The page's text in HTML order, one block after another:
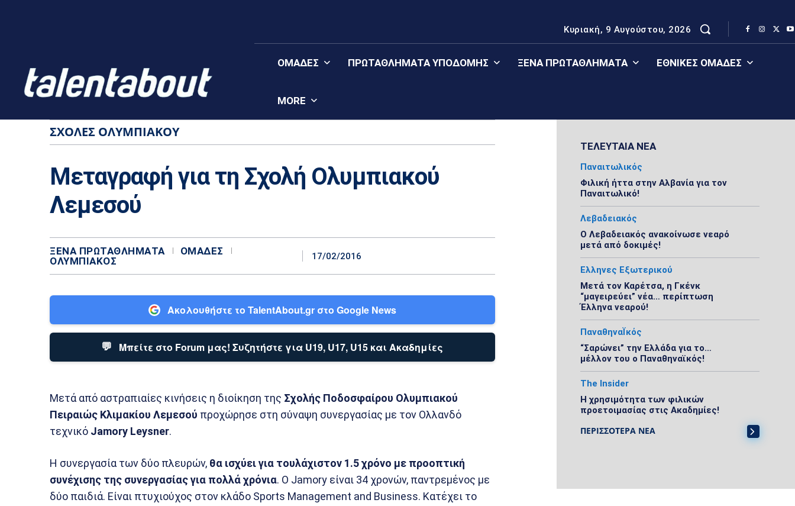
Κυριακή, 9 Αυγούστου, 2026
ΟΜΆΔΕΣ ΠΡΩΤΑΘΛΉΜΑΤΑ YΠΟΔΟΜΉΣ ΞΈΝΑ ΠΡΩΤΑΘΛΉΜΑΤΑ ΕΘΝΙΚΈΣ ΟΜΆΔΕΣ
MORE
ΣΧΟΛΈΣ ΟΛΥΜΠΙΑΚΟΎ
Μεταγραφή για τη Σχολή Ολυμπιακού
Λεμεσού
ΞΈΝΑ ΠΡΩΤΑΘΛΉΜΑΤΑ
ΟΜΆΔΕΣ
ΟΛΥΜΠΙΑΚΌΣ
17/02/2016
Ακολουθήστε το TalentAbout.gr στο Google News
💬 Μπείτε στο Forum μας! Συζητήστε για U19, U17, U15 και Ακαδημίες
Μετά από αστραπιαίες κινήσεις η διοίκηση της Σχολής Ποδοσφαίρου Ολυμπιακού
Πειραιώς Κλιμακίου Λεμεσού προχώρησε στη σύναψη συνεργασίας με τον Ολλανδό
τεχνικό Jamory Leysner.
Η συνεργασία των δύο πλευρών, θα ισχύει για τουλάχιστον 1.5 χρόνο με προοπτική
συνέχισης της συνεργασίας για πολλά χρόνια. Ο Jamory είναι 34 χρονών, παντρεμένος με
δύο παιδιά. Είναι πτυχιούχος στον κλάδο Sports Management and Business. Κατέχει το
ΤΕΛΕΥΤΑΙΑ ΝΕΑ
Παναιτωλικός
Φιλική ήττα στην Αλβανία για τον
Παναιτωλικό!
Λεβαδειακός
Ο Λεβαδειακός ανακοίνωσε νεαρό
μετά από δοκιμές!
Ελληνες Εξωτερικού
Μετά τον Καρέτσα, η Γκένκ
“μαγειρεύει” νέα… περίπτωση
Έλληνα νεαρού!
ΠαναθηναΪκός
“Σαρώνει” την Ελλάδα για το…
μέλλον του ο Παναθηναϊκός!
The Insider
Η χρησιμότητα των φιλικών
προετοιμασίας στις Ακαδημίες!
ΠΕΡΙΣΣΟΤΕΡΑ ΝΕΑ